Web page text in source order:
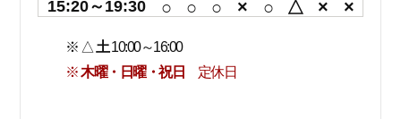
15:20～19:30 ○ ○ ○ × ○ △ × ×
※ △ 土10:00～16:00
※木曜・日曜・祝日 定休日